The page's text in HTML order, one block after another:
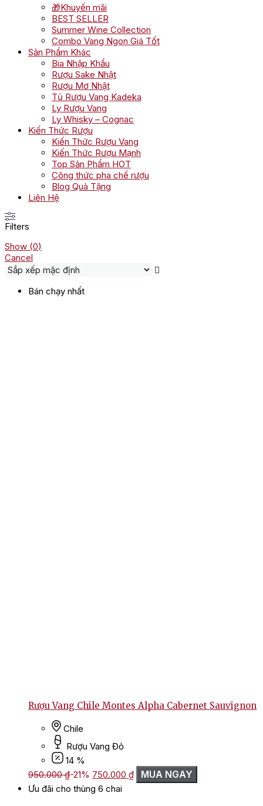
🎁Khuyến mãi
BEST SELLER
Summer Wine Collection
Combo Vang Ngon Giá Tốt
Sản Phẩm Khác
Bia Nhập Khẩu
Rượu Sake Nhật
Rượu Mơ Nhật
Tủ Rượu Vang Kadeka
Ly Rượu Vang
Ly Whisky – Cognac
Kiến Thức Rượu
Kiến Thức Rượu Vang
Kiến Thức Rượu Mạnh
Top Sản Phẩm HOT
Công thức pha chế rượu
Blog Quà Tặng
Liên Hệ
Filters
Show (0)
Cancel
Bán chạy nhất
Rượu Vang Chile Montes Alpha Cabernet Sauvignon
Chile
Rượu Vang Đỏ
14 %
950.000₫-21% Giá
gốc
là:
750.000 ₫Giá
hiện
MUA NGAY
Ưu đãi cho thùng 6 chai